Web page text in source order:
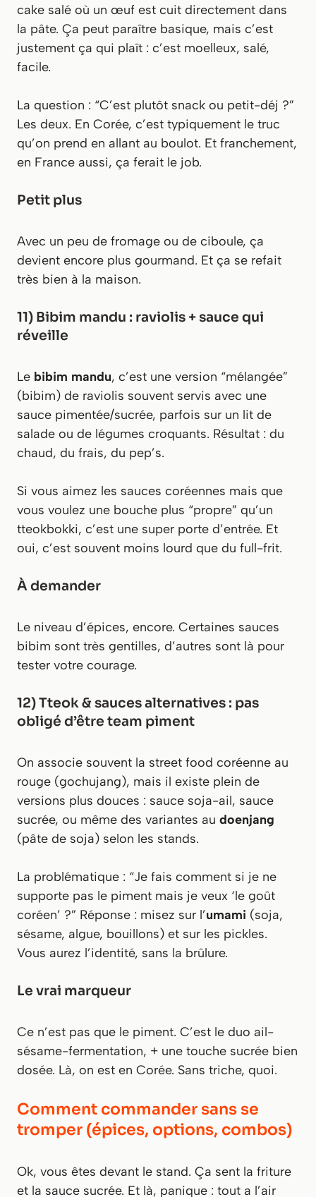
cake salé où un œuf est cuit directement dans
la pâte. Ça peut paraître basique, mais c’est
justement ça qui plaît : c’est moelleux, salé,
facile.
La question : “C’est plutôt snack ou petit-déj ?”
Les deux. En Corée, c’est typiquement le truc
qu’on prend en allant au boulot. Et franchement,
en France aussi, ça ferait le job.
Petit plus
Avec un peu de fromage ou de ciboule, ça
devient encore plus gourmand. Et ça se refait
très bien à la maison.
11) Bibim mandu : raviolis + sauce qui
réveille
Le bibim mandu, c’est une version “mélangée”
(bibim) de raviolis souvent servis avec une
sauce pimentée/sucrée, parfois sur un lit de
salade ou de légumes croquants. Résultat : du
chaud, du frais, du pep’s.
Si vous aimez les sauces coréennes mais que
vous voulez une bouche plus “propre” qu’un
tteokbokki, c’est une super porte d’entrée. Et
oui, c’est souvent moins lourd que du full-frit.
À demander
Le niveau d’épices, encore. Certaines sauces
bibim sont très gentilles, d’autres sont là pour
tester votre courage.
12) Tteok & sauces alternatives : pas
obligé d’être team piment
On associe souvent la street food coréenne au
rouge (gochujang), mais il existe plein de
versions plus douces : sauce soja-ail, sauce
sucrée, ou même des variantes au doenjang
(pâte de soja) selon les stands.
La problématique : “Je fais comment si je ne
supporte pas le piment mais je veux ‘le goût
coréen’ ?” Réponse : misez sur l’umami (soja,
sésame, algue, bouillons) et sur les pickles.
Vous aurez l’identité, sans la brûlure.
Le vrai marqueur
Ce n’est pas que le piment. C’est le duo ail-
sésame-fermentation, + une touche sucrée bien
dosée. Là, on est en Corée. Sans triche, quoi.
Comment commander sans se
tromper (épices, options, combos)
Ok, vous êtes devant le stand. Ça sent la friture
et la sauce sucrée. Et là, panique : tout a l’air